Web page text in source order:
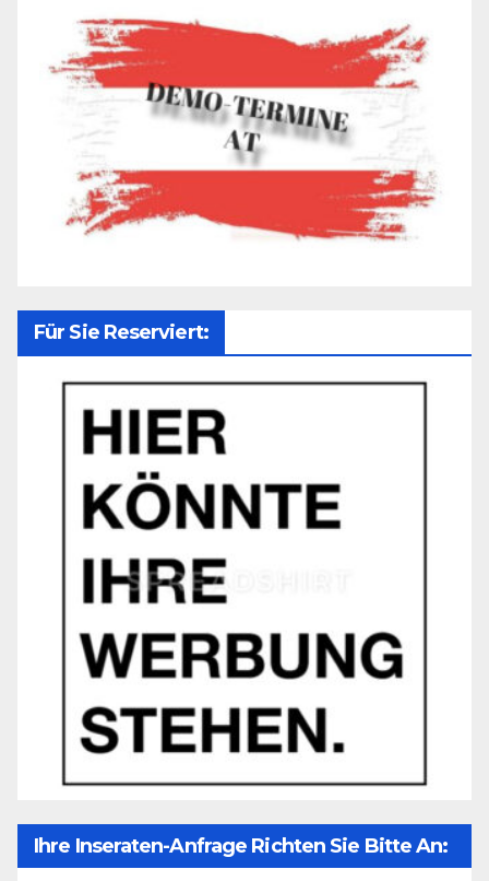
Für Sie Reserviert:
Ihre Inseraten-Anfrage Richten Sie Bitte An: